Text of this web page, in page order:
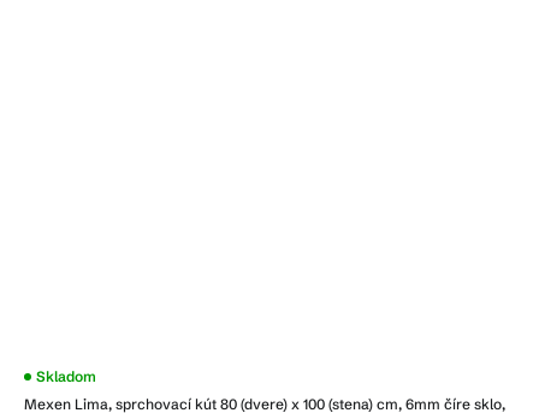
Mexen Lima, sprchovací kút 80 (dvere) x 100 (stena) cm, 6mm číre sklo,
Skladom